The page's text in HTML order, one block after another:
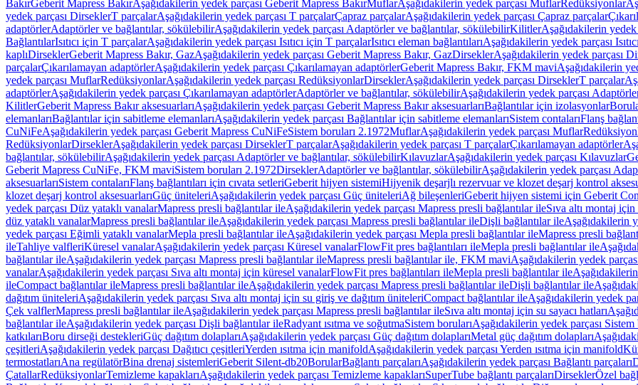
BakırGeberit Mapress BakırAşağıdakilerin yedek parçası Geberit Mapress BakırMuflarAşağıdakilerin yedek parçası MuflarRedüksiyonlar
yedek parçası DirseklerT parçalarAşağıdakilerin yedek parçası T parçalarÇapraz parçalarAşağıdakilerin yedek parçası Çapraz parçalar
adaptörlerAdaptörler ve bağlantılar, sökülebilirAşağıdakilerin yedek parçası Adaptörler ve bağlantılar, sökülebilirKilitlerAşağıdakilerin
BağlantılarIsıtıcı için T parçalarAşağıdakilerin yedek parçası Isıtıcı için T parçalarIsıtıcı eleman bağlantılarıAşağıdakilerin yedek parçası
kaplıDirseklerGeberit Mapress Bakır, GazAşağıdakilerin yedek parçası Geberit Mapress Bakır, GazDirseklerAşağıdakilerin yedek parçası
parçalarÇıkarılamayan adaptörlerAşağıdakilerin yedek parçası Çıkarılamayan adaptörlerGeberit Mapress Bakır, FKM maviAşağıdakilerin
yedek parçası MuflarRedüksiyonlarAşağıdakilerin yedek parçası RedüksiyonlarDirseklerAşağıdakilerin yedek parçası DirseklerT parçalar
adaptörlerAşağıdakilerin yedek parçası Çıkarılamayan adaptörlerAdaptörler ve bağlantılar, sökülebilirAşağıdakilerin yedek parçası
KilitlerGeberit Mapress Bakır aksesuarlarıAşağıdakilerin yedek parçası Geberit Mapress Bakır aksesuarlarıBağlantılar için izolasyonlar
elemanlarıBağlantılar için sabitleme elemanlarıAşağıdakilerin yedek parçası Bağlantılar için sabitleme elemanlarıSistem contalarıFlanş
CuNiFeAşağıdakilerin yedek parçası Geberit Mapress CuNiFeSistem boruları 2.1972MuflarAşağıdakilerin yedek parçası Muflar
RedüksiyonlarDirseklerAşağıdakilerin yedek parçası DirseklerT parçalarAşağıdakilerin yedek parçası T parçalarÇıkarılamayan adaptörler
bağlantılar, sökülebilirAşağıdakilerin yedek parçası Adaptörler ve bağlantılar, sökülebilirKılavuzlarAşağıdakilerin yedek parçası Kılavuzlar
Geberit Mapress CuNiFe, FKM maviSistem boruları 2.1972DirseklerAdaptörler ve bağlantılar, sökülebilirAşağıdakilerin yedek parçası
aksesuarlarıSistem contalarıFlanş bağlantıları için cıvata setleriGeberit hijyen sistemiHijyenik deşarjlı rezervuar ve klozet deşarj kontrol
klozet deşarj kontrol aksesuarlarıGüç üniteleriAşağıdakilerin yedek parçası Güç üniteleriAğ bileşenleriGeberit hijyen sistemi için Geberit
yedek parçası Düz yataklı vanalarMapress presli bağlantılar ileAşağıdakilerin yedek parçası Mapress presli bağlantılar ileSıva altı montaj
düz yataklı vanalarMapress presli bağlantılar ileAşağıdakilerin yedek parçası Mapress presli bağlantılar ileDişli bağlantılar ileAşağıdakilerin
yedek parçası Eğimli yataklı vanalarMepla presli bağlantılar ileAşağıdakilerin yedek parçası Mepla presli bağlantılar ileMapress presli
ileTahliye valfleriKüresel vanalarAşağıdakilerin yedek parçası Küresel vanalarFlowFit pres bağlantıları ileMepla presli bağlantılar ile
bağlantılar ileAşağıdakilerin yedek parçası Mapress presli bağlantılar ileMapress presli bağlantılar ile, FKM maviAşağıdakilerin yedek
vanalarAşağıdakilerin yedek parçası Sıva altı montaj için küresel vanalarFlowFit pres bağlantıları ileMepla presli bağlantılar ile
ileCompact bağlantılar ileMapress presli bağlantılar ileAşağıdakilerin yedek parçası Mapress presli bağlantılar ileDişli bağlantılar ile
dağıtım üniteleriAşağıdakilerin yedek parçası Sıva altı montaj için su giriş ve dağıtım üniteleriCompact bağlantılar ileAşağıdakilerin yedek
Çek valflerMapress presli bağlantılar ileAşağıdakilerin yedek parçası Mapress presli bağlantılar ileSıva altı montaj için su sayacı hatları
bağlantılar ileAşağıdakilerin yedek parçası Dişli bağlantılar ileRadyant ısıtma ve soğutmaSistem borularıAşağıdakilerin yedek parçası Sistem
katkılarıBoru dirseği destekleriGüç dağıtım dolaplarıAşağıdakilerin yedek parçası Güç dağıtım dolaplarıMetal güç dağıtım dolapları
çeşitleriAşağıdakilerin yedek parçası Dağıtıcı çeşitleriYerden ısıtma için manifoldAşağıdakilerin yedek parçası Yerden ısıtma için manifold
termostatlarıAna regülatörBina drenaj sistemleriGeberit Silent-db20BorularBağlantı parçalarıAşağıdakilerin yedek parçası Bağlantı parçaları
ÇatallarRedüksiyonlarTemizleme kapaklarıAşağıdakilerin yedek parçası Temizleme kapaklarıSuperTube bağlantı parçalarıDirseklerÖzel